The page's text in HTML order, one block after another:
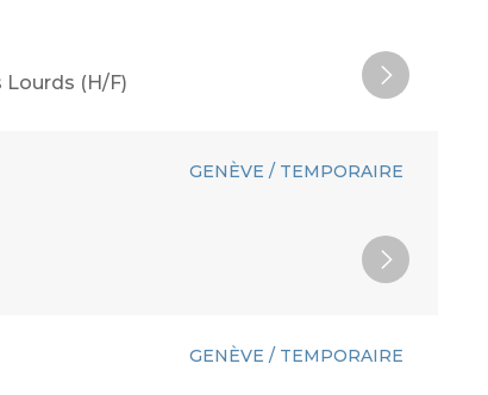
Lourds (H/F)
GENÈVE / TEMPORAIRE
GENÈVE / TEMPORAIRE